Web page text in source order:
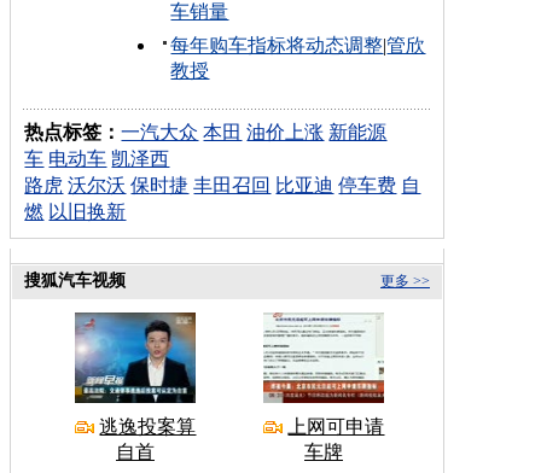
车销量
每年购车指标将动态调整|管欣
教授
热点标签：一汽大众 本田 油价上涨 新能源
车 电动车 凯泽西
路虎 沃尔沃 保时捷 丰田召回 比亚迪 停车费 自
燃 以旧换新
更多 >>
搜狐汽车视频
逃逸投案算
自首
上网可申请
车牌